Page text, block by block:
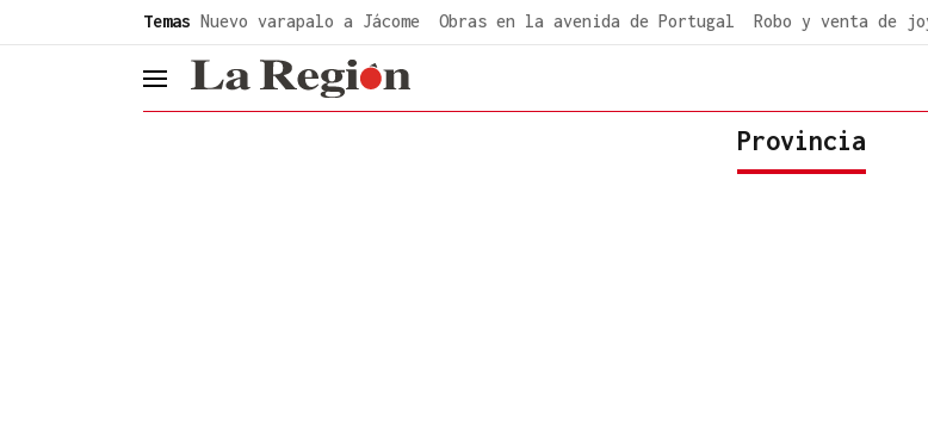
Temas Nuevo varapalo a Jácome Obras en la avenida de Portugal Robo y venta de
header.menu.open
Provincia